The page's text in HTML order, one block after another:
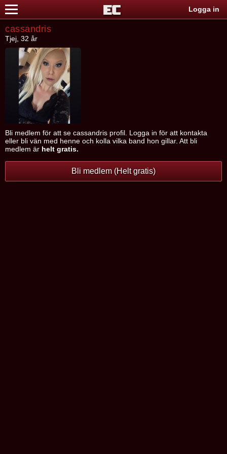
Logga in
cassandris
Tjej, 32 år
Bli medlem för att se cassandris profil. Logga in för att kontakta
eller bli vän med henne och kolla vilka band hon gillar. Att bli
medlem är helt gratis.
Bli medlem (Helt gratis)